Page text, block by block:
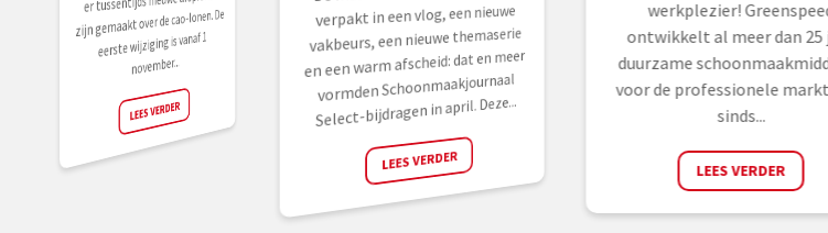
zijn gemaakt over de cao-lonen. De
eerste wijziging is vanaf 1
november...
LEES VERDER
verpakt in een vlog, een nieuwe
vakbeurs, een nieuwe themaserie
en een warm afscheid: dat en meer
vormden Schoonmaakjournaal
Select-bijdragen in april. Deze...
LEES VERDER
werkplezier!
ontwikkelt al meer dan 25
duurzame
voor de professionele
sinds...
LEES VERDER